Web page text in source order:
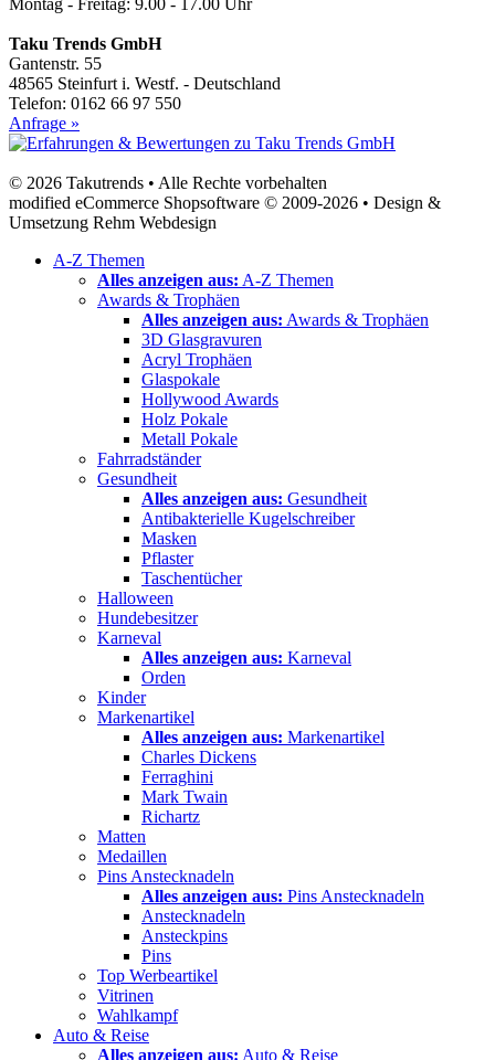
Montag - Freitag: 9.00 - 17.00 Uhr
Taku Trends GmbH
Gantenstr. 55
48565 Steinfurt i. Westf. - Deutschland
Telefon: 0162 66 97 550
Anfrage »
© 2026 Takutrends • Alle Rechte vorbehalten
modified eCommerce Shopsoftware © 2009-2026 • Design &
Umsetzung Rehm Webdesign
A-Z Themen
Alles anzeigen aus: A-Z Themen
Awards & Trophäen
Alles anzeigen aus: Awards & Trophäen
3D Glasgravuren
Acryl Trophäen
Glaspokale
Hollywood Awards
Holz Pokale
Metall Pokale
Fahrradständer
Gesundheit
Alles anzeigen aus: Gesundheit
Antibakterielle Kugelschreiber
Masken
Pflaster
Taschentücher
Halloween
Hundebesitzer
Karneval
Alles anzeigen aus: Karneval
Orden
Kinder
Markenartikel
Alles anzeigen aus: Markenartikel
Charles Dickens
Ferraghini
Mark Twain
Richartz
Matten
Medaillen
Pins Anstecknadeln
Alles anzeigen aus: Pins Anstecknadeln
Anstecknadeln
Ansteckpins
Pins
Top Werbeartikel
Vitrinen
Wahlkampf
Auto & Reise
Alles anzeigen aus: Auto & Reise